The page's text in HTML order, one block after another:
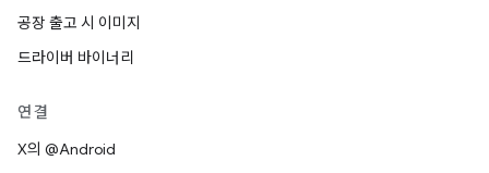
공장 출고 시 이미지
드라이버 바이너리
연결
X의 @Android